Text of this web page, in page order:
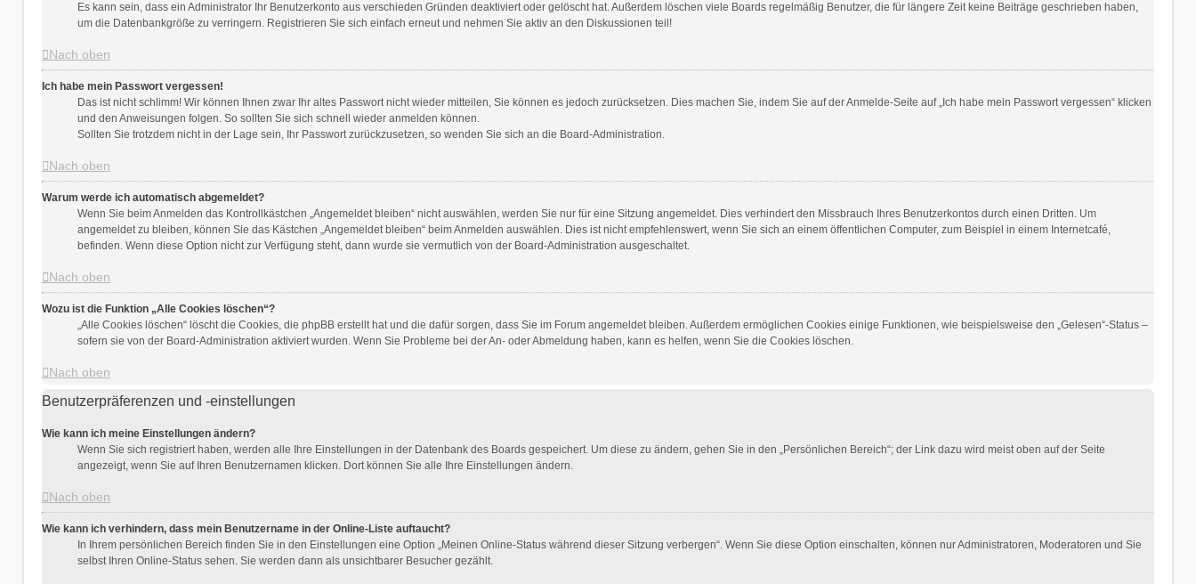
Es kann sein, dass ein Administrator Ihr Benutzerkonto aus verschieden Gründen deaktiviert oder gelöscht hat. Außerdem löschen viele Boards regelmäßig Benutzer, die für längere Zeit keine Beiträge geschrieben haben,
um die Datenbankgröße zu verringern. Registrieren Sie sich einfach erneut und nehmen Sie aktiv an den Diskussionen teil!
Nach oben
Ich habe mein Passwort vergessen!
Das ist nicht schlimm! Wir können Ihnen zwar Ihr altes Passwort nicht wieder mitteilen, Sie können es jedoch zurücksetzen. Dies machen Sie, indem Sie auf der Anmelde-Seite auf „Ich habe mein Passwort vergessen“ klicken
und den Anweisungen folgen. So sollten Sie sich schnell wieder anmelden können.
Sollten Sie trotzdem nicht in der Lage sein, Ihr Passwort zurückzusetzen, so wenden Sie sich an die Board-Administration.
Nach oben
Warum werde ich automatisch abgemeldet?
Wenn Sie beim Anmelden das Kontrollkästchen „Angemeldet bleiben“ nicht auswählen, werden Sie nur für eine Sitzung angemeldet. Dies verhindert den Missbrauch Ihres Benutzerkontos durch einen Dritten. Um
angemeldet zu bleiben, können Sie das Kästchen „Angemeldet bleiben“ beim Anmelden auswählen. Dies ist nicht empfehlenswert, wenn Sie sich an einem öffentlichen Computer, zum Beispiel in einem Internetcafé,
befinden. Wenn diese Option nicht zur Verfügung steht, dann wurde sie vermutlich von der Board-Administration ausgeschaltet.
Nach oben
Wozu ist die Funktion „Alle Cookies löschen“?
„Alle Cookies löschen“ löscht die Cookies, die phpBB erstellt hat und die dafür sorgen, dass Sie im Forum angemeldet bleiben. Außerdem ermöglichen Cookies einige Funktionen, wie beispielsweise den „Gelesen“-Status –
sofern sie von der Board-Administration aktiviert wurden. Wenn Sie Probleme bei der An- oder Abmeldung haben, kann es helfen, wenn Sie die Cookies löschen.
Nach oben
Benutzerpräferenzen und -einstellungen
Wie kann ich meine Einstellungen ändern?
Wenn Sie sich registriert haben, werden alle Ihre Einstellungen in der Datenbank des Boards gespeichert. Um diese zu ändern, gehen Sie in den „Persönlichen Bereich“; der Link dazu wird meist oben auf der Seite
angezeigt, wenn Sie auf Ihren Benutzernamen klicken. Dort können Sie alle Ihre Einstellungen ändern.
Nach oben
Wie kann ich verhindern, dass mein Benutzername in der Online-Liste auftaucht?
In Ihrem persönlichen Bereich finden Sie in den Einstellungen eine Option „Meinen Online-Status während dieser Sitzung verbergen“. Wenn Sie diese Option einschalten, können nur Administratoren, Moderatoren und Sie
selbst Ihren Online-Status sehen. Sie werden dann als unsichtbarer Besucher gezählt.